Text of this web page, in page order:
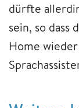
dürfte
sein, so dass
Home